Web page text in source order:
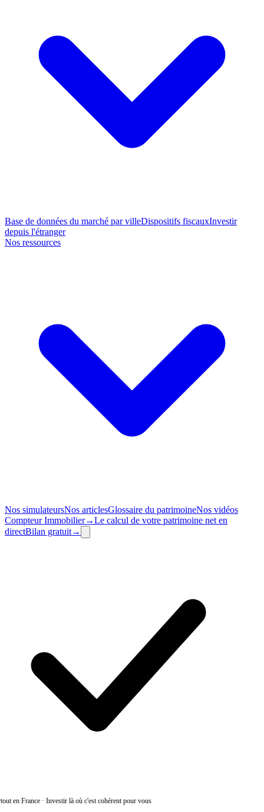
Base de données du marché par villeDispositifs fiscauxInvestir
depuis l'étranger
Nos ressources
Nos simulateursNos articlesGlossaire du patrimoineNos vidéos
CompteurImmobilier→Le calcul de votre patrimoine net en
directBilan gratuit→
en France·Investir là où c'est cohérent pour vous